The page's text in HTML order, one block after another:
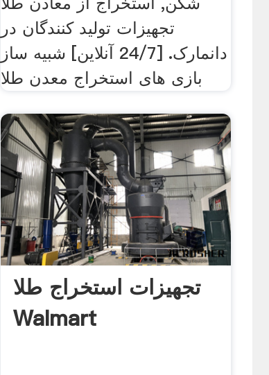
تجهیزات تولید کنندگان در
دانمارک. [24/7 آنلاین] شبیه ساز
بازی های استخراج معدن طلا
تجهیزات استخراج طلا
Walmart